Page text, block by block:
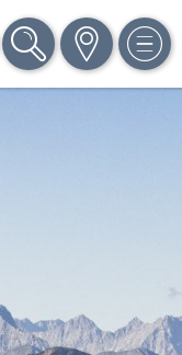
SUCHE KARTE MENÜ